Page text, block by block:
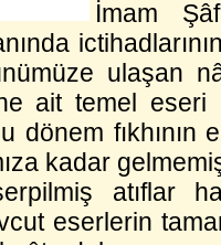
İmam
ulaşan
ait temel eseri
dönem
kadar
atıflar
eserlerin